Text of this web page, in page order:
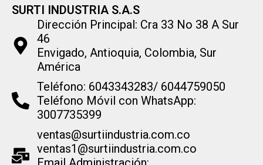
SURTI INDUSTRIA S.A.S
Dirección Principal: Cra 33 No 38 A Sur
46
Envigado, Antioquia, Colombia, Sur
América
Teléfono: 6043343283/ 6044759050
Teléfono Móvil con WhatsApp:
3007735399
ventas@surtiindustria.com.co
ventas1@surtiindustria.com.co